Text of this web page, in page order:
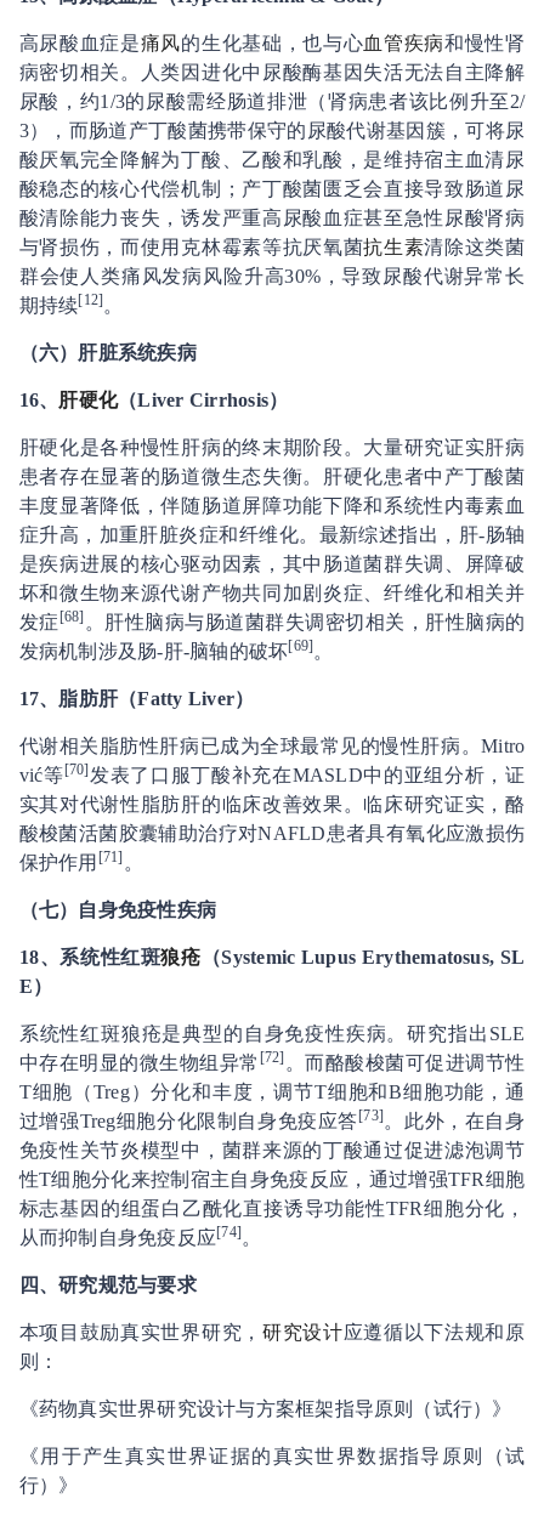
高尿酸血症是痛风的生化基础，也与心血管疾病和慢性肾
病密切相关。人类因进化中尿酸酶基因失活无法自主降解
尿酸，约1/3的尿酸需经肠道排泄（肾病患者该比例升至2/
3），而肠道产丁酸菌携带保守的尿酸代谢基因簇，可将尿
酸厌氧完全降解为丁酸、乙酸和乳酸，是维持宿主血清尿
酸稳态的核心代偿机制；产丁酸菌匮乏会直接导致肠道尿
酸清除能力丧失，诱发严重高尿酸血症甚至急性尿酸肾病
与肾损伤，而使用克林霉素等抗厌氧菌抗生素清除这类菌
群会使人类痛风发病风险升高30%，导致尿酸代谢异常长
期持续[12] 。
（六）肝脏系统疾病
16、 肝硬化（Liver Cirrhosis）
肝硬化是各种慢性肝病的终末期阶段。大量研究证实肝病
患者存在显著的肠道微生态失衡。肝硬化患者中产丁酸菌
丰度显著降低，伴随肠道屏障功能下降和系统性内毒素血
症升高，加重肝脏炎症和纤维化。最新综述指出，肝-肠轴
是疾病进展的核心驱动因素，其中肠道菌群失调、屏障破
坏和微生物来源代谢产物共同加剧炎症、纤维化和相关并
发症 [68] 。肝性脑病与肠道菌群失调密切相关，肝性脑病的
发病机制涉及肠-肝-脑轴的破坏[69] 。
17、 脂肪肝（Fatty Liver）
代谢相关脂肪性肝病已成为全球最常见的慢性肝病。Mitro
vić等[70] 发表了口服丁酸补充在MASLD中的亚组分析，证
实其对代谢性脂肪肝的临床改善效果。临床研究证实，酪
酸梭菌活菌胶囊辅助治疗对NAFLD患者具有氧化应激损伤
保护作用 [71] 。
（七）自身免疫性疾病
18、 系统性红斑狼疮 （Systemic Lupus Erythematosus, SL
E）
系统性红斑狼疮是典型的自身免疫性疾病。研究指出SLE
中存在明显的微生物组异常 [72] 。而酪酸梭菌可促进调节性
T细胞（Treg）分化和丰度，调节T细胞和B细胞功能，通
过增强Treg细胞分化限制自身免疫应答[73] 。此外，在自身
免疫性关节炎模型中，菌群来源的丁酸通过促进滤泡调节
性T细胞分化来控制宿主自身免疫反应，通过增强TFR细胞
标志基因的组蛋白乙酰化直接诱导功能性TFR细胞分化，
从而抑制自身免疫反应[74] 。
四、研究规范与要求
本项目鼓励真实世界研究， 研究设计应遵循以下法规和原
则：
《药物真实世界研究设计与方案框架指导原则（试行）》
《用于产生真实世界证据的真实世界数据指导原则（试
行）》